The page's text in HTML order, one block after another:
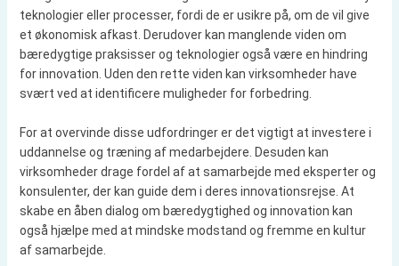
teknologier eller processer, fordi de er usikre på, om de vil give
et økonomisk afkast. Derudover kan manglende viden om
bæredygtige praksisser og teknologier også være en hindring
for innovation. Uden den rette viden kan virksomheder have
svært ved at identificere muligheder for forbedring.
For at overvinde disse udfordringer er det vigtigt at investere i
uddannelse og træning af medarbejdere. Desuden kan
virksomheder drage fordel af at samarbejde med eksperter og
konsulenter, der kan guide dem i deres innovationsrejse. At
skabe en åben dialog om bæredygtighed og innovation kan
også hjælpe med at mindske modstand og fremme en kultur
af samarbejde.